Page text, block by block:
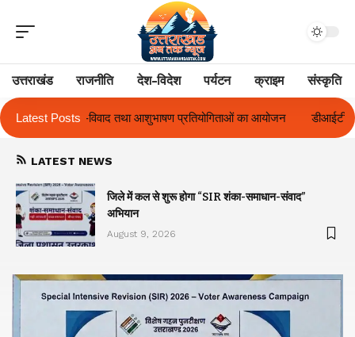
उत्तराखंड राजनीति देश-विदेश पर्यटन क्राइम संस्कृति
Latest Posts
प्रतियोगिताओं का आयोजन डीआईटी विश्वविद्यालय ने दो दिवसीय
LATEST NEWS
जिले में कल से शुरू होगा “SIR शंका-समाधान-संवाद”
अभियान
August 9, 2026